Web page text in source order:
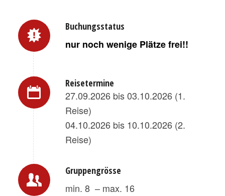
Buchungsstatus
nur noch wenige Plätze frei!!
Reisetermine
27.09.2026 bis 03.10.2026 (1.
Reise)
04.10.2026 bis 10.10.2026 (2.
Reise)
Gruppengrösse
min. 8 – max. 16